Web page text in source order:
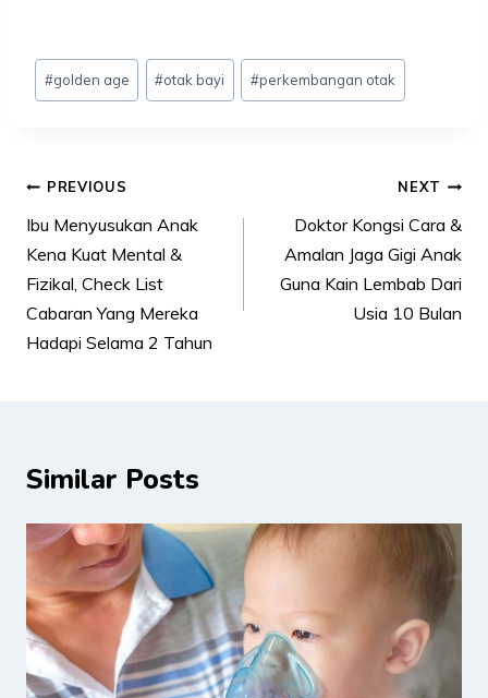
Post
Tags:
#golden age #otak bayi #perkembangan otak
Post
navigation
PREVIOUS
Ibu Menyusukan Anak
Kena Kuat Mental &
Fizikal, Check List
Cabaran Yang Mereka
Hadapi Selama 2 Tahun
NEXT
Doktor Kongsi Cara &
Amalan Jaga Gigi Anak
Guna Kain Lembab Dari
Usia 10 Bulan
Similar Posts